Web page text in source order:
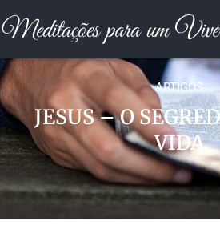
ARTIGOS
JESUS – O
VIDA